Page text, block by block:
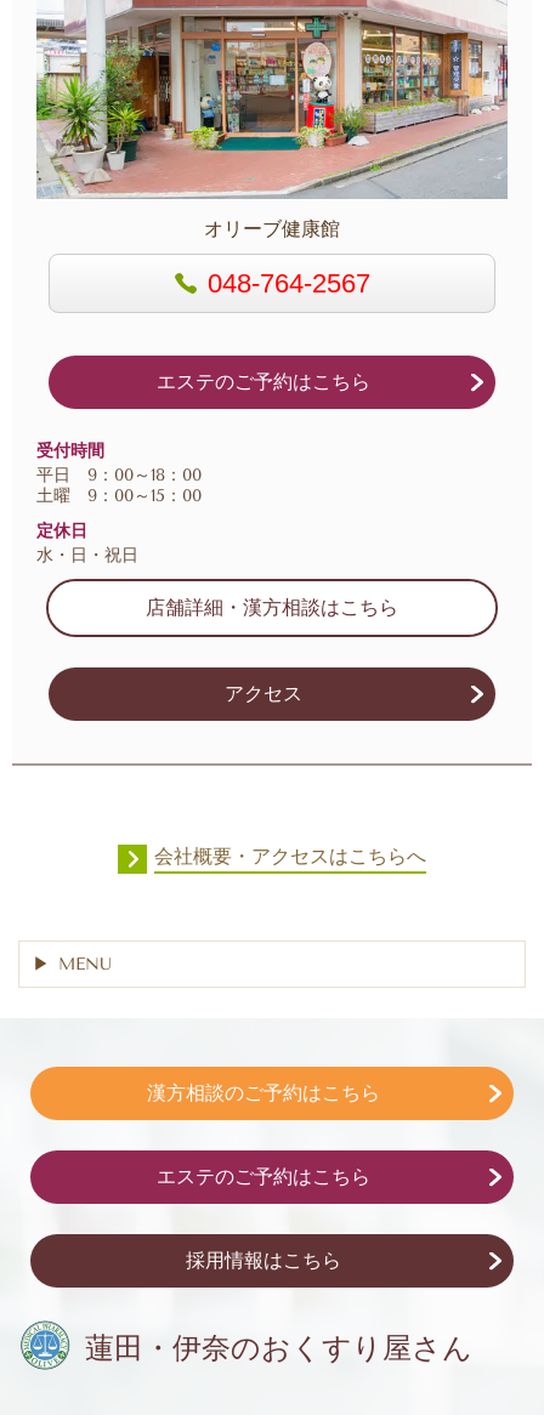
オリーブ健康館
048-764-2567
エステのご予約はこちら
受付時間
平日 9：00～18：00
土曜 9：00～15：00
定休日
水・日・祝日
店舗詳細・漢方相談はこちら
アクセス
会社概要・アクセスはこちらへ
MENU
漢方相談のご予約はこちら
エステのご予約はこちら
採用情報はこちら
蓮田・伊奈のおくすり屋さん